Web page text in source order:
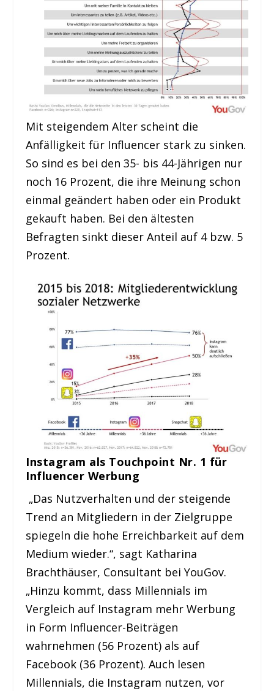
Mit steigendem Alter scheint die
Anfälligkeit für Influencer stark zu sinken.
So sind es bei den 35- bis 44-Jährigen nur
noch 16 Prozent, die ihre Meinung schon
einmal geändert haben oder ein Produkt
gekauft haben. Bei den ältesten
Befragten sinkt dieser Anteil auf 4 bzw. 5
Prozent.
Instagram als Touchpoint Nr. 1 für
Influencer Werbung
„Das Nutzverhalten und der steigende
Trend an Mitgliedern in der Zielgruppe
spiegeln die hohe Erreichbarkeit auf dem
Medium wieder.“, sagt Katharina
Brachthäuser, Consultant bei YouGov.
„Hinzu kommt, dass Millennials im
Vergleich auf Instagram mehr Werbung
in Form Influencer-Beiträgen
wahrnehmen (56 Prozent) als auf
Facebook (36 Prozent). Auch lesen
Millennials, die Instagram nutzen, vor